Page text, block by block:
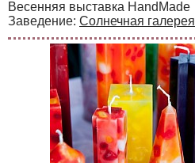
Весенняя выставка HandMade
Заведение: Солнечная галерея